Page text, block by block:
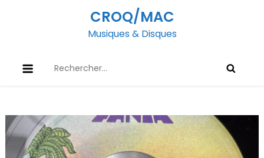
CROQ/MAC
Musiques & Disques